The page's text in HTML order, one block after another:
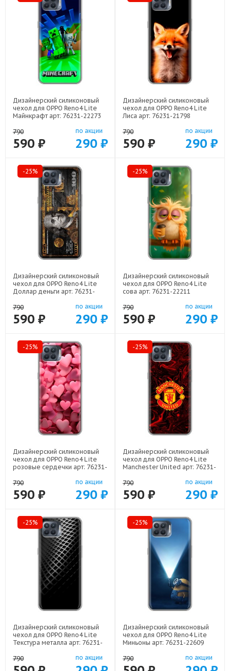
Дизайнерский силиконовый
чехол для OPPO Reno4 Lite
Майнкрафт арт: 76231-22273
790
590 ₽
по акции
290 ₽
Дизайнерский силиконовый
чехол для OPPO Reno4 Lite
Лиса арт: 76231-21798
790
590 ₽
по акции
290 ₽
-25%
Дизайнерский силиконовый
чехол для OPPO Reno4 Lite
Доллар деньги арт: 76231-
790
590 ₽
по акции
290 ₽
-25%
Дизайнерский силиконовый
чехол для OPPO Reno4 Lite
сова арт: 76231-22211
790
590 ₽
по акции
290 ₽
-25%
Дизайнерский силиконовый
чехол для OPPO Reno4 Lite
розовые сердечки арт: 76231-
790
590 ₽
по акции
290 ₽
-25%
Дизайнерский силиконовый
чехол для OPPO Reno4 Lite
Manchester United арт: 76231-
790
590 ₽
по акции
290 ₽
-25%
Дизайнерский силиконовый
чехол для OPPO Reno4 Lite
Текстура металла арт: 76231-
790
по акции
-25%
Дизайнерский силиконовый
чехол для OPPO Reno4 Lite
Миньоны арт: 76231-22609
790 по акции